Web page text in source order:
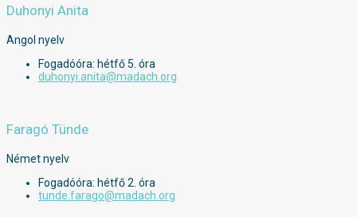
Duhonyi Anita
Angol nyelv
Fogadóóra: hétfő 5. óra
duhonyi.anita@madach.org
Faragó Tünde
Német nyelv
Fogadóóra: hétfő 2. óra
tunde.farago@madach.org